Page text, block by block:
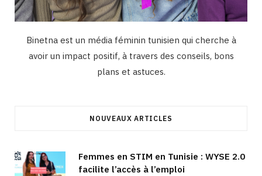
Binetna est un média féminin tunisien qui cherche à
avoir un impact positif, à travers des conseils, bons
plans et astuces.
NOUVEAUX ARTICLES
Femmes en STIM en Tunisie : WYSE 2.0
facilite l’accès à l’emploi